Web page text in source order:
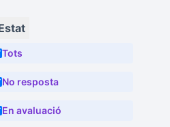
Tots
No resposta
En avaluació